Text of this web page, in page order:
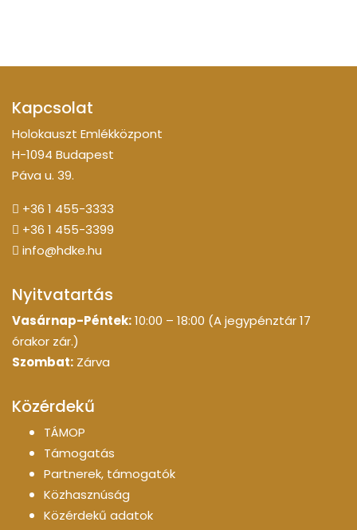
Kapcsolat
Holokauszt Emlékközpont
H-1094 Budapest
Páva u. 39.
+36 1 455-3333
+36 1 455-3399
info@hdke.hu
Nyitvatartás
Vasárnap-Péntek:10:00 – 18:00 (A jegypénztár 17
órakor zár.)
Szombat: Zárva
Közérdekű
TÁMOP
Támogatás
Partnerek, támogatók
Közhasznúság
Közérdekű adatok